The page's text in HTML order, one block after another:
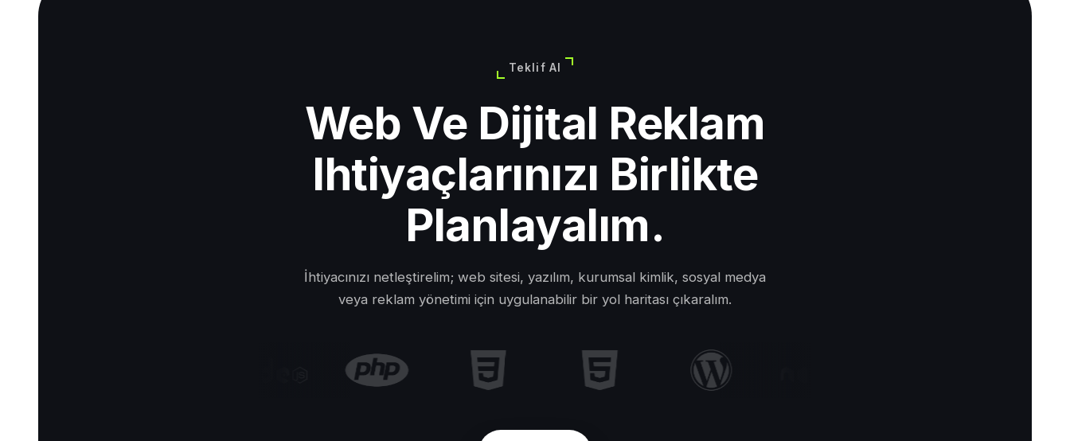
Teklif Al
Web Ve Dijital Reklam
Ihtiyaçlarınızı Birlikte
Planlayalım.
İhtiyacınızı netleştirelim; web sitesi, yazılım, kurumsal kimlik, sosyal medya
veya reklam yönetimi için uygulanabilir bir yol haritası çıkaralım.